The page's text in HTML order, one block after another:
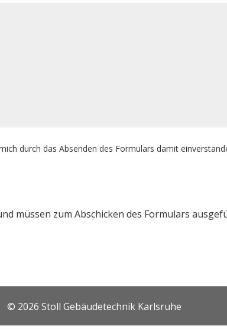
durch das Absenden des Formulars damit
müssen zum Abschicken des Formulars
© 2026 Stoll Gebäudetechnik Karlsruhe